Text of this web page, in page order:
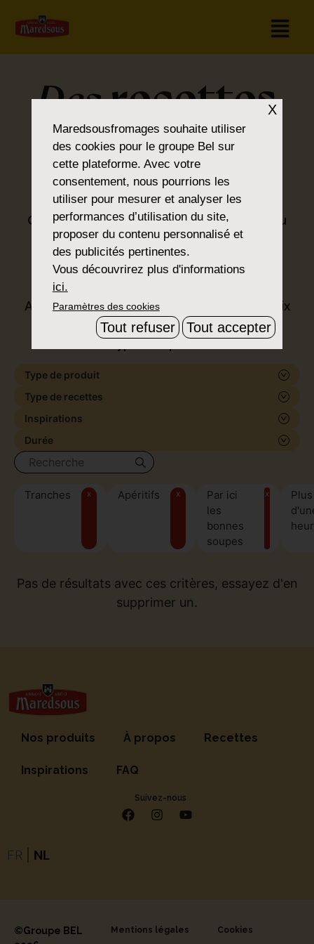
Desrecettes
pour tous les
goûts
Que vous soyez amateur de classiques ou
que vous préfériez la nouveauté, vous
trouverez ce que vous cherchez dans la
gamme Maredsous®.
Avec nos produits, nous proposons un choix
de formes et de saveurs, pour tous les
Type de produit
Type de recettes
Inspirations
Durée
Tranches x Apéritifs x
Par ici
les
bonnes
soupes
x
Plus
Pas de résultats avec ces critères, essayez d'en
supprimer un.
Nos produits À propos Recettes
Inspirations FAQ
Suivez-nous
FR NL
©Groupe BEL
Mentions légales Cookies
X
Maredsousfromages souhaite utiliser
des cookies pour le groupe Bel sur
cette plateforme. Avec votre
consentement, nous pourrions les
utiliser pour mesurer et analyser les
performances d’utilisation du site,
proposer du contenu personnalisé et
des publicités pertinentes.
Vous découvrirez plus d'informations
ici.
Paramètres des cookies
Tout refuser Tout accepter